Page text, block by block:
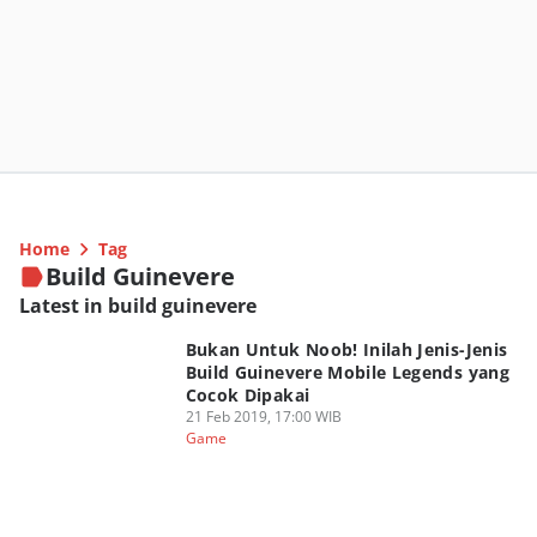
Home Tag
Build Guinevere
Latest in build guinevere
Bukan Untuk Noob! Inilah Jenis-Jenis
Build Guinevere Mobile Legends yang
Cocok Dipakai
21 Feb 2019, 17:00 WIB
Game